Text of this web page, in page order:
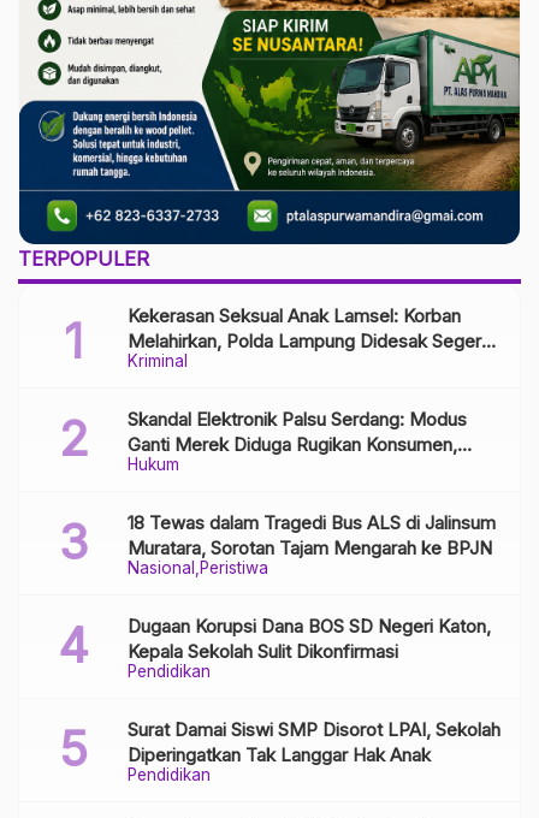
TERPOPULER
Kriminal
Kekerasan Seksual Anak Lamsel: Korban
Melahirkan, Polda Lampung Didesak Segera
Tangkap Pelaku
Hukum
Skandal Elektronik Palsu Serdang: Modus
Ganti Merek Diduga Rugikan Konsumen,
Aparat Diminta Bongkar Jaringan Distribusi
Nasional Peristiwa
18 Tewas dalam Tragedi Bus ALS di Jalinsum
Muratara, Sorotan Tajam Mengarah ke BPJN
Pendidikan
Dugaan Korupsi Dana BOS SD Negeri Katon,
Kepala Sekolah Sulit Dikonfirmasi
Pendidikan
Surat Damai Siswi SMP Disorot LPAI, Sekolah
Diperingatkan Tak Langgar Hak Anak